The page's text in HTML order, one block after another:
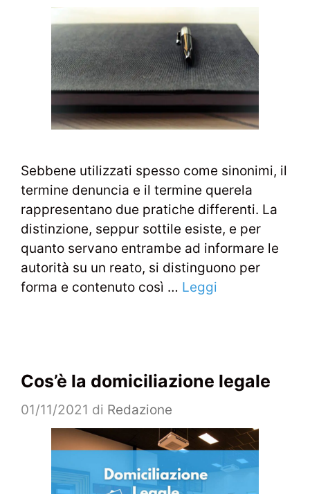
Sebbene utilizzati spesso come sinonimi, il
termine denuncia e il termine querela
rappresentano due pratiche differenti. La
distinzione, seppur sottile esiste, e per
quanto servano entrambe ad informare le
autorità su un reato, si distinguono per
forma e contenuto così … Leggi
Cos’è la domiciliazione legale
01/11/2021 di Redazione